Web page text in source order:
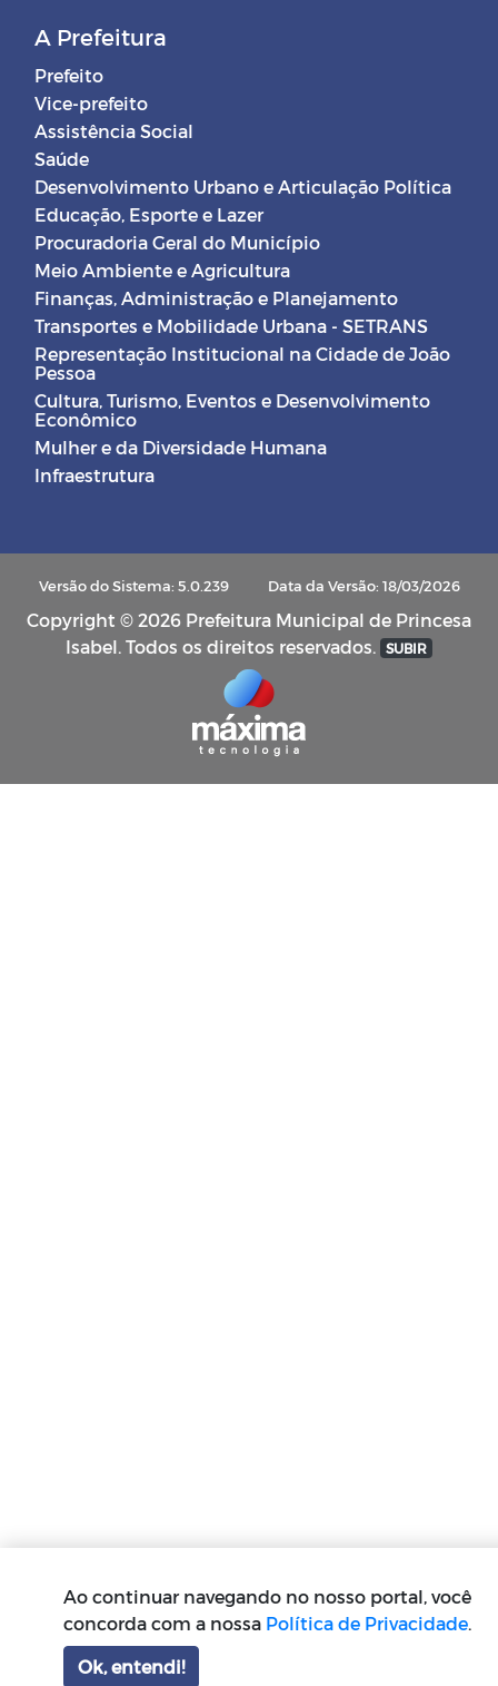
A Prefeitura
Prefeito
Vice-prefeito
Assistência Social
Saúde
Desenvolvimento Urbano e Articulação Política
Educação, Esporte e Lazer
Procuradoria Geral do Município
Meio Ambiente e Agricultura
Finanças, Administração e Planejamento
Transportes e Mobilidade Urbana - SETRANS
Representação Institucional na Cidade de João
Pessoa
Cultura, Turismo, Eventos e Desenvolvimento
Econômico
Mulher e da Diversidade Humana
Infraestrutura
Versão do Sistema: 5.0.239 Data da Versão: 18/03/2026
Copyright © 2026 Prefeitura Municipal de Princesa
Isabel. Todos os direitos reservados. SUBIR
Ao continuar navegando no nosso portal, você
concorda com a nossa Política de Privacidade.
Ok, entendi!